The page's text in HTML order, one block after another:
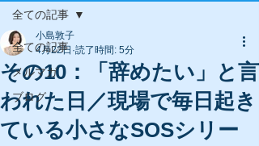
全ての記事
メルマガ
ブログ
全ての記事
その10：「辞めたい」と言
われた日／現場で毎日起き
ている小さなSOSシリー
小島敦子
4月22日 読了時間: 5分